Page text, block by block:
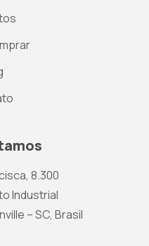
8.300
Industrial
– SC, Brasil